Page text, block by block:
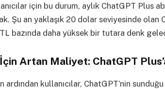
için bu durum, aylık ChatGPT Plus
Şu an yaklaşık 20 dolar seviyesinde
bazında daha yüksek bir tutara denk
Artan Maliyet: ChatGPT
ardından kullanıcılar, ChatGPT’nin